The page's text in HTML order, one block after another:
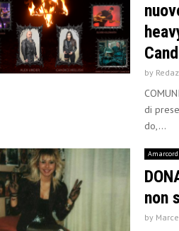
by
di
do,...
Amarcord
non
by